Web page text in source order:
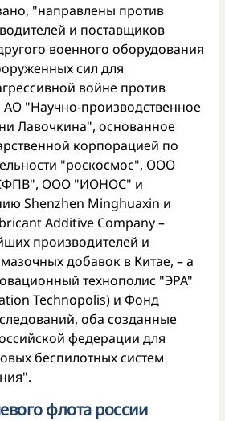
"направлены против
и поставщиков
военного оборудования
сил для
войне против
"Научно-производственное
Лавочкина", основанное
корпорацией по
"роскосмос", ООО
ООО "ИОНОС" и
Shenzhen Minghuaxin и
Additive Company –
производителей и
добавок в Китае, – а
технополис "ЭРА"
Technopolis) и Фонд
оба созданные
федерации для
беспилотных систем
флота россии